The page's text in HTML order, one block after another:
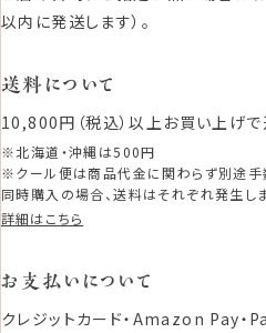
以内に発送します）。
送料について
10,800円（税込）以上お買い上げで
※北海道・沖縄は500円
※クール便は商品代金に関わらず別途手
同時購入の場合、送料はそれぞれ発生しま
詳細はこちら
お支払いについて
クレジットカード・Amazon Pay・